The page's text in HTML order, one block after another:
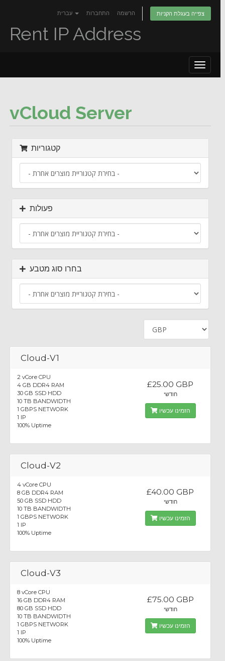
התחברות הרשמה צפייה בעגלת הקניות
Rent IP Address
Toggle
vCloud Server
קטגוריות
פעולות
בחרו סוג מטבע
Cloud-V1
2 vCore CPU
4 GB DDR4 RAM
30 GB SSD HDD
10 TB BANDWIDTH
1 GBPS NETWORK
1 IP
100% Uptime
£25.00 GBP
חודשי
הזמינו עכשיו
Cloud-V2
4 vCore CPU
8 GB DDR4 RAM
50 GB SSD HDD
10 TB BANDWIDTH
1 GBPS NETWORK
1 IP
100% Uptime
£40.00 GBP
חודשי
הזמינו עכשיו
Cloud-V3
8 vCore CPU
16 GB DDR4 RAM
80 GB SSD HDD
10 TB BANDWIDTH
1 GBPS NETWORK
1 IP
100% Uptime
£75.00 GBP
חודשי
הזמינו עכשיו